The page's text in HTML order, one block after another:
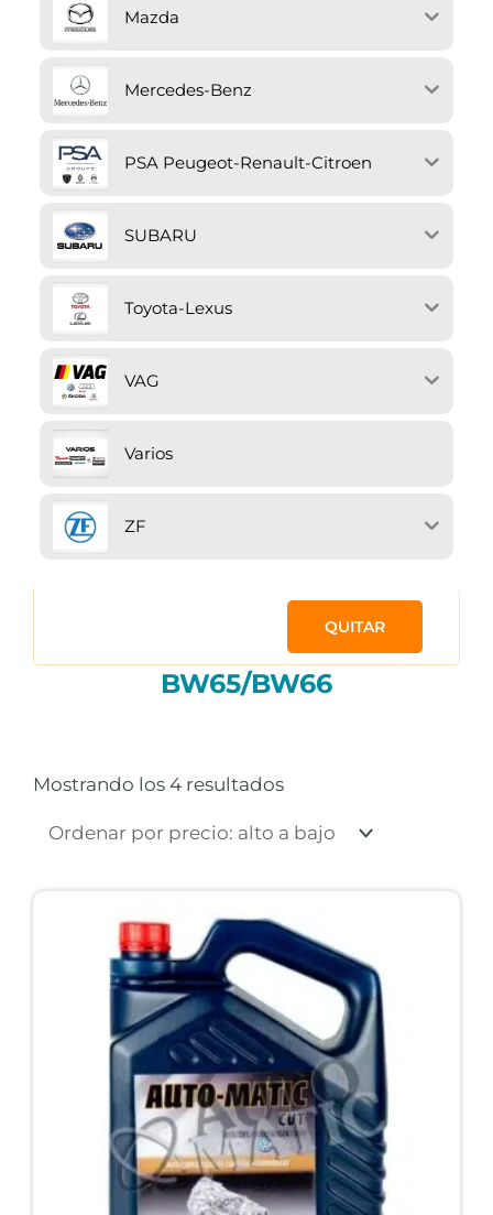
Mazda
Mercedes-Benz
PSA Peugeot-Renault-Citroen
SUBARU
Toyota-Lexus
VAG
Varios
ZF
QUITAR
BW65/BW66
Mostrando los 4 resultadosalto
bajo